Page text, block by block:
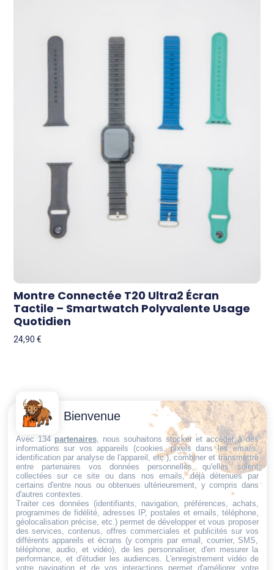
Montre Connectée T20 Ultra2 Écran
Tactile – Smartwatch Polyvalente Usage
Quotidien
24,90€
Trouvez ce qu'il vous faut,
au bon endroit
Conditions
générales
de vente
Politique de
cookies
Politique de
confidentialité
Mentions
légales
Conditions de
retour et de
Contactez-
Nous
Email:
dt@sasbms.fr
Bienvenue
Avec 134 partenaires, nous souhaitons stocker et accéder à des
informations sur vos appareils (cookies, pixels dans les emails,
identification par analyse de l'appareil, etc.), combiner et transmettre
entre partenaires vos données personnelles, qu'elles soient
collectées sur ce site ou dans nos emails, déjà détenues par
certains d'entre nous ou obtenues ultérieurement, y compris dans
d'autres contextes.
Traiter ces données (identifiants, navigation, préférences, achats,
programmes de fidélité, adresses IP, postales et emails, téléphone,
géolocalisation précise, etc.) permet de développer et vous proposer
des services, contenus, offres commerciales et publicités sur vos
différents appareils et écrans (y compris par email, courrier, SMS,
téléphone, audio, et vidéo), de les personnaliser, d'en mesurer la
performance, et d'étudier les audiences. L'enregistrement vidéo de
votre navigation et de vos interactions permet d'améliorer votre